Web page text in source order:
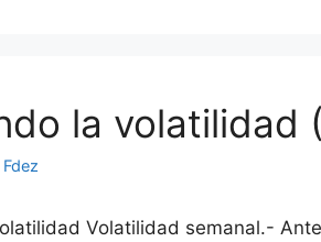
la volatilidad
Volatilidad semanal.-